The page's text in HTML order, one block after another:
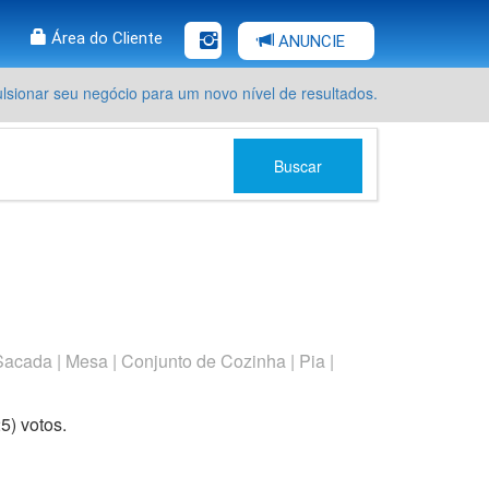
Área do Cliente ANUNCIE
seu negócio para um novo nível de resultados.
Buscar
| Mesa | Conjunto de Cozinha | Pia |
stars
) votos.